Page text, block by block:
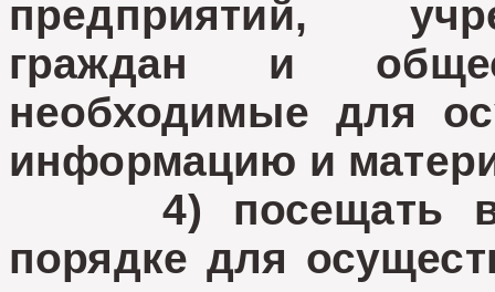
предприятий,
граждан и
необходимые для
информацию и
4) посещать в
порядке для